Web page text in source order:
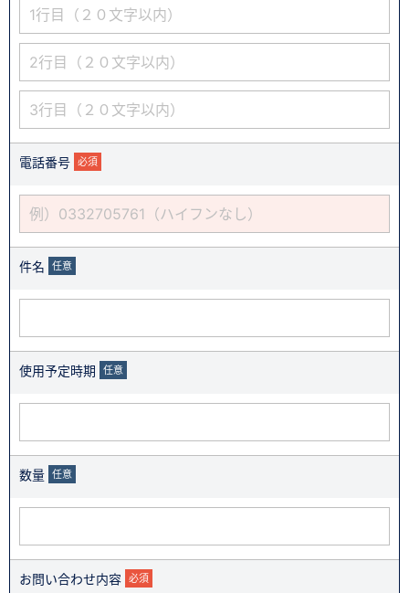
電話番号 必須
件名 任意
使用予定時期 任意
数量 任意
お問い合わせ内容 必須